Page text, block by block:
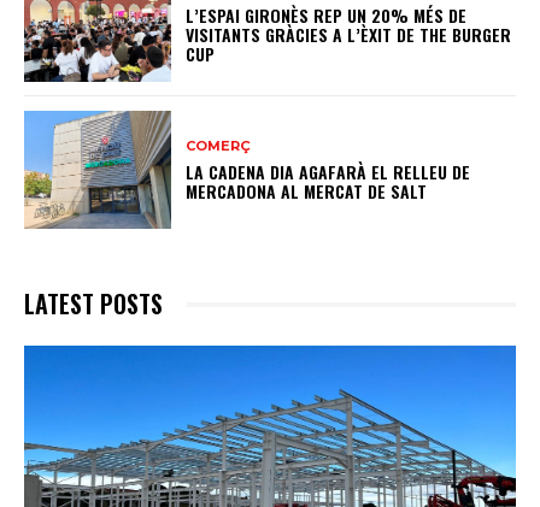
L’ESPAI GIRONÈS REP UN 20% MÉS DE
VISITANTS GRÀCIES A L’ÈXIT DE THE BURGER
CUP
COMERÇ
LA CADENA DIA AGAFARÀ EL RELLEU DE
MERCADONA AL MERCAT DE SALT
LATEST POSTS